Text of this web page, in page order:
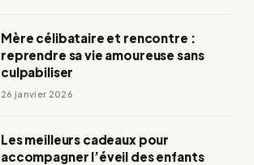
Mère célibataire et rencontre :
reprendre sa vie amoureuse sans
culpabiliser
26 janvier 2026
Les meilleurs cadeaux pour
accompagner l’éveil des enfants